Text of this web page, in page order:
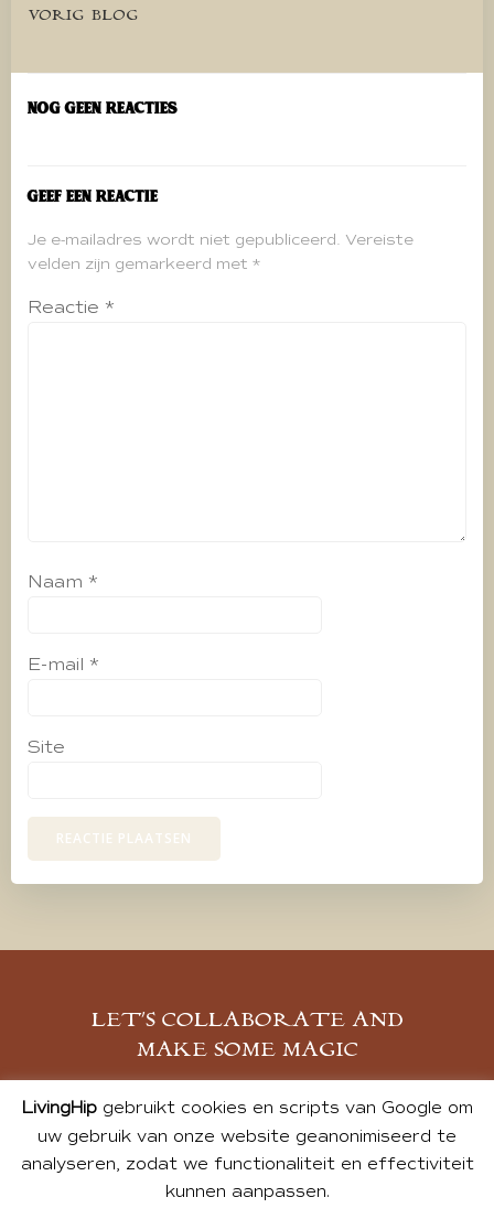
Bericht
navigatie
VORIG BLOG
Nog geen reacties
Geef een reactie
Je e-mailadres wordt niet gepubliceerd. Vereiste
velden zijn gemarkeerd met *
Reactie *
Naam *
E-mail *
Site
LET’S COLLABORATE AND
MAKE SOME MAGIC
MELD JE AAN
LivingHipgebruikt cookies en scripts van Google om
uw gebruik van onze website geanonimiseerd te
analyseren, zodat we functionaliteit en effectiviteit
kunnen aanpassen.